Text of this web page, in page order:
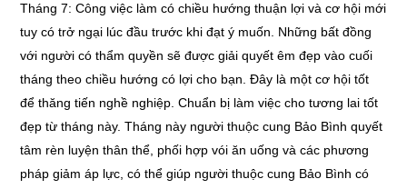
Tháng 7: Công việc làm có chiều hướng thuận lợi và cơ hội mới
tuy có trở ngại lúc đầu trước khi đạt ý muốn. Những bất đồng
với người có thẩm quyền sẽ được giải quyết êm đẹp vào cuối
tháng theo chiều hướng có lợi cho bạn. Đây là một cơ hội tốt
để thăng tiến nghề nghiệp. Chuẩn bị làm việc cho tương lai tốt
đẹp từ tháng này. Tháng này người thuộc cung Bảo Bình quyết
tâm rèn luyện thân thể, phối hợp vói ăn uống và các phương
pháp giảm áp lực, có thể giúp người thuộc cung Bảo Bình có